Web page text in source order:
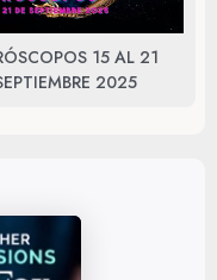
15 AL 21
2025